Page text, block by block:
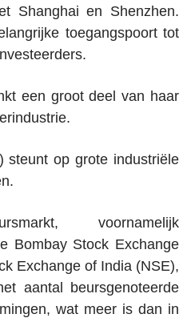
Shanghai en Shenzhen.
toegangspoort tot
een groot deel van haar
steunt op grote industriële
voornamelijk
Bombay Stock Exchange
Exchange of India (NSE),
aantal beursgenoteerde
wat meer is dan in